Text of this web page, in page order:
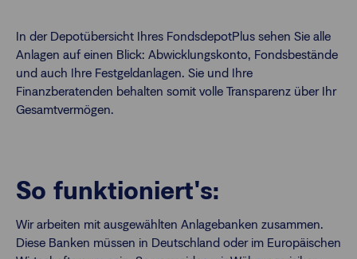
In der Depotübersicht Ihres FondsdepotPlus sehen Sie alle
Anlagen auf einen Blick: Abwicklungskonto, Fondsbestände
und auch Ihre Festgeldanlagen. Sie und Ihre
Finanzberatenden behalten somit volle Transparenz über Ihr
Gesamtvermögen.
So funktioniert's:
Wir arbeiten mit ausgewählten Anlagebanken zusammen.
Diese Banken müssen in Deutschland oder im Europäischen